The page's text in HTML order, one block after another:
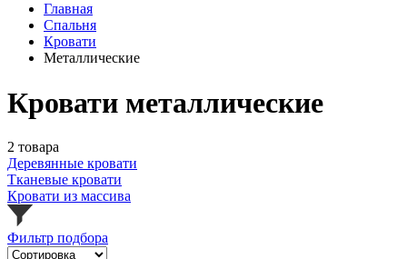
Главная
Спальня
Кровати
Металлические
Кровати металлические
2 товара
Деревянные кровати
Тканевые кровати
Кровати из массива
Фильтр подбора